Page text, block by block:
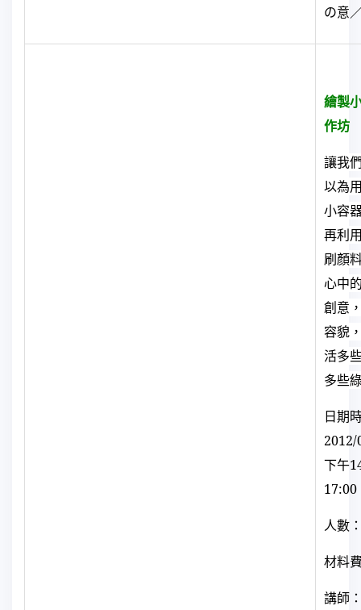
の意
繪製
作坊
讓我
以為
小容
再利
刷顏
心中
創意
容貌
活多
多些
日期
下午
17:00
人數
材料
講師